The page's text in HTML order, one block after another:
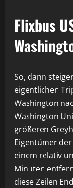
Flixbus
So, dann
eigentlichen
Washington
Washington
größeren
Eigentümer
einem relativ
Minuten
diese Zeilen